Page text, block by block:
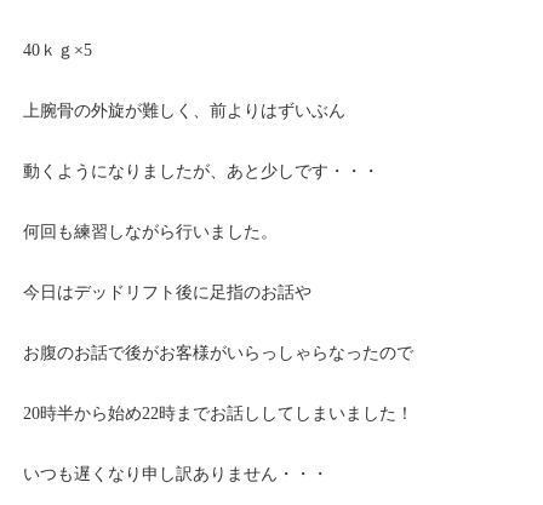
40ｋｇ×5
上腕骨の外旋が難しく、前よりはずいぶん
動くようになりましたが、あと少しです・・・
何回も練習しながら行いました。
今日はデッドリフト後に足指のお話や
お腹のお話で後がお客様がいらっしゃらなったので
20時半から始め22時までお話ししてしまいました！
いつも遅くなり申し訳ありません・・・